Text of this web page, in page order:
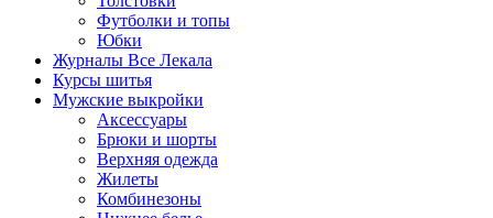
Футболки и топы
Юбки
Журналы Все Лекала
Курсы шитья
Мужские выкройки
Аксессуары
Брюки и шорты
Верхняя одежда
Жилеты
Комбинезоны